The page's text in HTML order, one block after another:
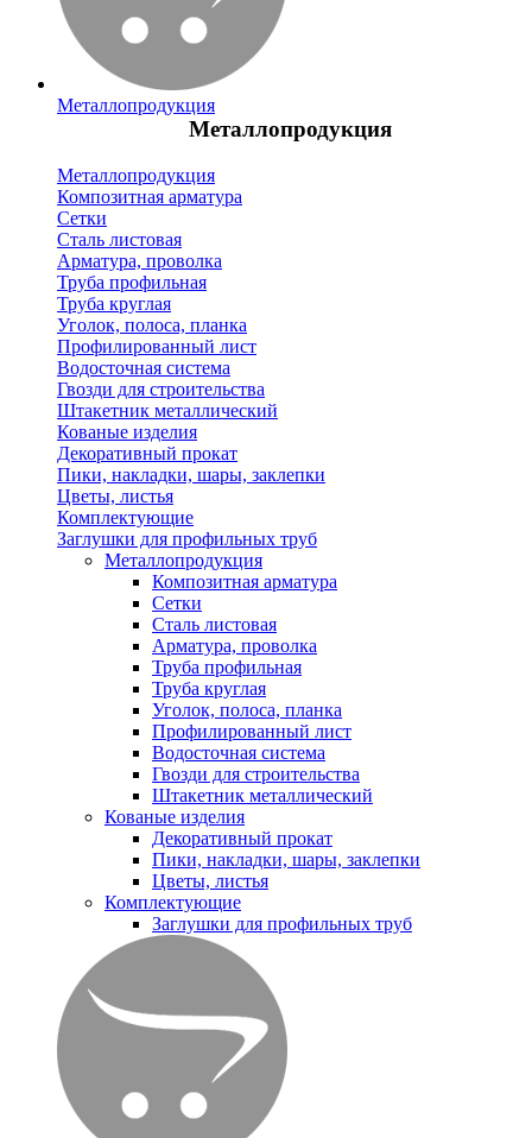
Металлопродукция
Металлопродукция
Металлопродукция
Композитная арматура
Сетки
Сталь листовая
Арматура, проволка
Труба профильная
Труба круглая
Уголок, полоса, планка
Профилированный лист
Водосточная система
Гвозди для строительства
Штакетник металлический
Кованые изделия
Декоративный прокат
Пики, накладки, шары, заклепки
Цветы, листья
Комплектующие
Заглушки для профильных труб
Металлопродукция
Композитная арматура
Сетки
Сталь листовая
Арматура, проволка
Труба профильная
Труба круглая
Уголок, полоса, планка
Профилированный лист
Водосточная система
Гвозди для строительства
Штакетник металлический
Кованые изделия
Декоративный прокат
Пики, накладки, шары, заклепки
Цветы, листья
Комплектующие
Заглушки для профильных труб